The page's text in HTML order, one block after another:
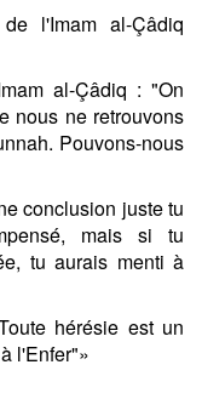
l'Imam al-Çâdiq
al-Çâdiq : "On
nous ne retrouvons
Pouvons-nous
conclusion juste tu
mais si tu
tu aurais menti à
hérésie est un
l'Enfer"»